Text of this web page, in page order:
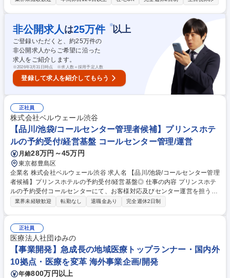
の事業を紐づけた提案活動の支援 ・社内のサービス部門と連携し、全体の
提案イメージ固め ・お客様企業との合意後に、自治体と交渉し、具体的な
事業づくり ・国や自治体の予算、スケジュール感を加味し、自治体、お客
様企業、NPO法人などのソーシャルセクターと連携 募集職種 【企業×自治
体の官民共創コンサルタント】社会課題解決PJ推進
非公開求人 は25万件 ※以上
ご登録いただくと、約25万件の
非公開求人からご希望に沿った
求人をご紹介します。
※2026年3月31日時点 ※求人数＝採用予定人数
登録して求人を紹介してもらう
正社員
株式会社ベルウェール渋谷
【品川/池袋/コールセンター管理者候補】プリンスホテ
ルの予約受付/経営基盤 コールセンター管理/運営
月給28万円～45万円
東京都豊島区
企業名 株式会社ベルウェール渋谷 求人名 【品川/池袋/コールセンター管理
者候補】プリンスホテルの予約受付/経営基盤◎ 仕事の内容 プリンスホテ
ルの予約受付コールセンターにて、お客様対応及びセンター運営を担う管
理者候補としてご活躍いただきます。入社後はオペレーター業務を理解い
■ホテル利用客からの宿泊予約、変更、各種問い合わせ対応 ■クライアン
トに対する応対品質向上のための施策・業務改善提案 ■メール対応や関連
データの入力・管理業務 ■センター全体のコールマネジメントおよび円滑
な運営の推進 募集職種 【品川/池袋/コールセンター管理者候補】プリンス
ホテルの予約受付/経営基盤◎
業界未経験歓迎 転勤なし 退職金あり 完全週休2日制
正社員
医療法人社団ゆみの
【事業開発】急成長の地域医療トップランナー・国内外
10拠点・医療を変革 海外事業企画/開発
年俸800万円以上